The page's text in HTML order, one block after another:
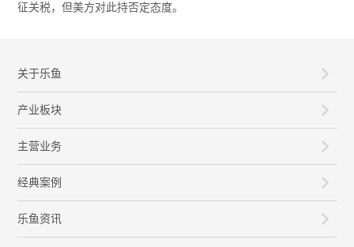
征关税，但美方对此持否定态度。
关于乐鱼
产业板块
主营业务
经典案例
乐鱼资讯